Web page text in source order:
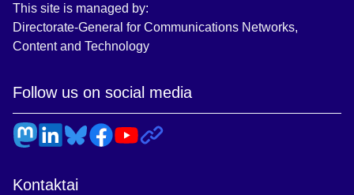
This site is managed by:
Directorate-General for Communications Networks,
Content and Technology
Follow us on social media
Kontaktai